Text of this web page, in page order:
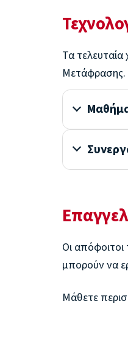
Τα
Μετάφρασης.
Οι
μπορούν να
Μάθετε